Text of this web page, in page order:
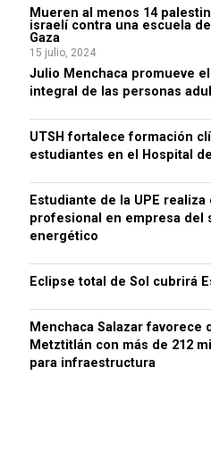
Mueren al menos 14
israelí contra una escuela de
Gaza
15 julio, 2024
Julio Menchaca promueve
integral de las personas
UTSH fortalece formación
estudiantes en el Hospital
Estudiante de la UPE realiza
profesional en empresa del
energético
Eclipse total de Sol cubrirá
Menchaca Salazar favorece
Metztitlán con más de 212
para infraestructura